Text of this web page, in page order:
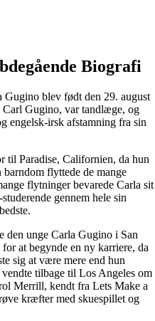
Biografi
Gugino blev født den 29. august
Carl Gugino, var tandlæge, og
engelsk-irsk afstamning fra sin
til Paradise, Californien, da hun
flyttede de mange
flytninger bevarede Carla sit
gennem hele sin
den unge Carla Gugino i San
at begynde en ny karriere, da
sig at være mere end hun
tilbage til Los Angeles om
Merrill, kendt fra Lets Make a
kræfter med skuespillet og